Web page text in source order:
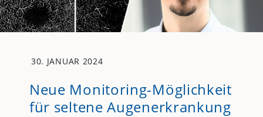
30. JANUAR 2024
Neue Monitoring-Möglichkeit
für seltene Augenerkrankung